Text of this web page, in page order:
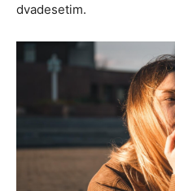
dvadesetim.